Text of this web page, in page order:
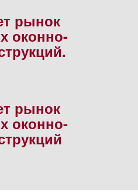
рынок
оконно-
рынок
оконно-